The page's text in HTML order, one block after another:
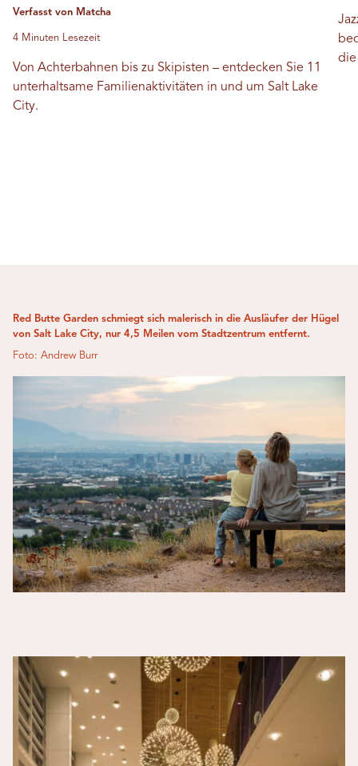
Verfasst von Matcha
4 Minuten Lesezeit
Von Achterbahnen bis zu Skipisten – entdecken Sie 11
unterhaltsame Familienaktivitäten in und um Salt Lake
City.
die
Red Butte Garden schmiegt sich malerisch in die Ausläufer der Hügel
von Salt Lake City, nur 4,5 Meilen vom Stadtzentrum entfernt.
Foto: Andrew Burr